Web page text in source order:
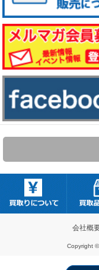
会社概
Copyright